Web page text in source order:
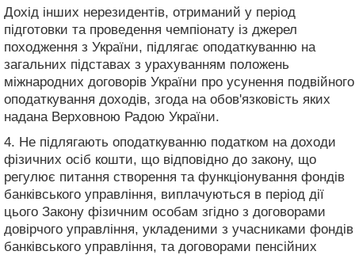
Дохід інших нерезидентів, отриманий у період
підготовки та проведення чемпіонату із джерел
походження з України, підлягає оподаткуванню на
загальних підставах з урахуванням положень
міжнародних договорів України про усунення подвійного
оподаткування доходів, згода на обов'язковість яких
надана Верховною Радою України.
4. Не підлягають оподаткуванню податком на доходи
фізичних осіб кошти, що відповідно до закону, що
регулює питання створення та функціонування фондів
банківського управління, виплачуються в період дії
цього Закону фізичним особам згідно з договорами
довірчого управління, укладеними з учасниками фондів
банківського управління, та договорами пенсійних